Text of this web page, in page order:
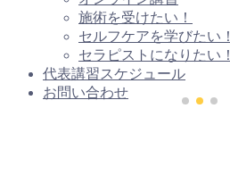
施術を受けたい！
セルフケアを学びたい！
セラピストになりたい！
代表講習スケジュール
お問い合わせ